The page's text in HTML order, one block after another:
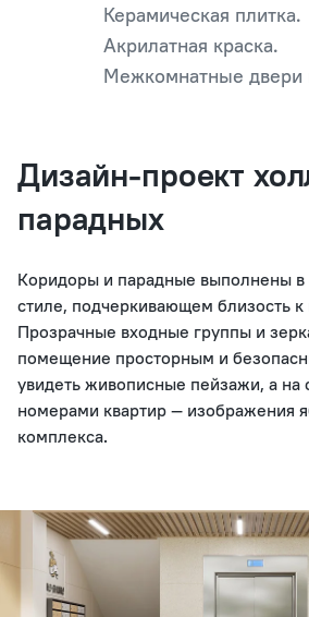
Керамическая плитка.
Акрилатная краска.
Межкомнатные
Дизайн-проект
парадных
Коридоры и парадные выполнены в
стиле, подчеркивающем близость к
Прозрачные входные группы и
помещение просторным и
увидеть живописные пейзажи, а на
номерами квартир — изображения
комплекса.